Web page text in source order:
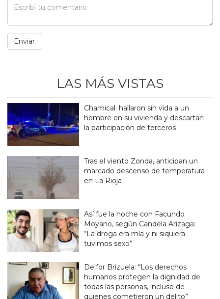
LAS MÁS VISTAS
Chamical: hallaron sin vida a un
hombre en su vivienda y descartan
la participación de terceros
Tras el viento Zonda, anticipan un
marcado descenso de temperatura
en La Rioja
Así fue la noche con Facundo
Moyano, según Candela Arizaga:
“La droga era mía y ni siquiera
tuvimos sexo”
Delfor Brizuela: “Los derechos
humanos protegen la dignidad de
todas las personas, incluso de
quienes cometieron un delito”